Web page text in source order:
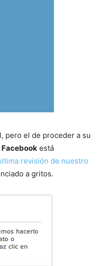
pero el de proceder a su
está
revisión de nuestro
a gritos.